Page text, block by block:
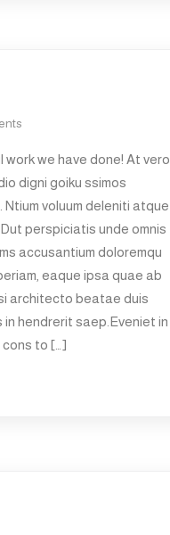
we have done! At vero
digni goiku ssimos
voluum deleniti atque
perspiciatis unde omnis
accusantium doloremqu
eaque ipsa quae ab
architecto beatae duis
in hendrerit saep.Eveniet in
to […]